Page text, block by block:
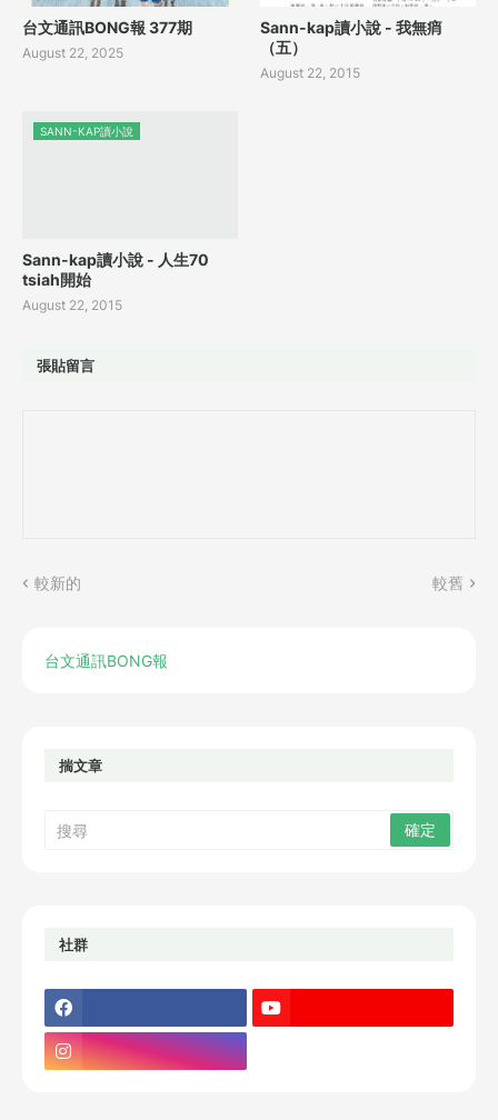
台文通訊BONG報 377期
August 22, 2025
Sann-kap讀小說 - 我無痟
（五）
August 22, 2015
SANN-KAP讀小說
Sann-kap讀小說 - 人生70
tsiah開始
August 22, 2015
張貼留言
較新的 較舊
台文通訊BONG報
揣文章
社群